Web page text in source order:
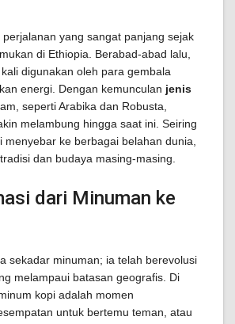
perjalanan yang sangat panjang sejak
di Ethiopia. Berabad-abad lalu,
digunakan oleh para gembala
energi. Dengan kemunculan jenis
seperti Arabika dan Robusta,
melambung hingga saat ini. Seiring
menyebar ke berbagai belahan dunia,
dan budaya masing-masing.
dari Minuman ke
sekadar minuman; ia telah berevolusi
melampaui batasan geografis. Di
kopi adalah momen
untuk bertemu teman, atau